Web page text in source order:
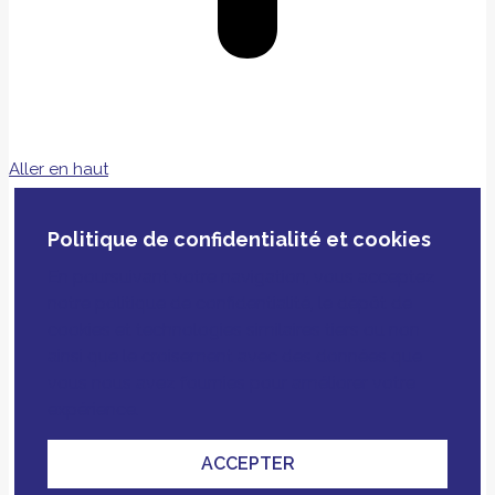
Aller en haut
Politique de confidentialité et cookies
ACCEPTER